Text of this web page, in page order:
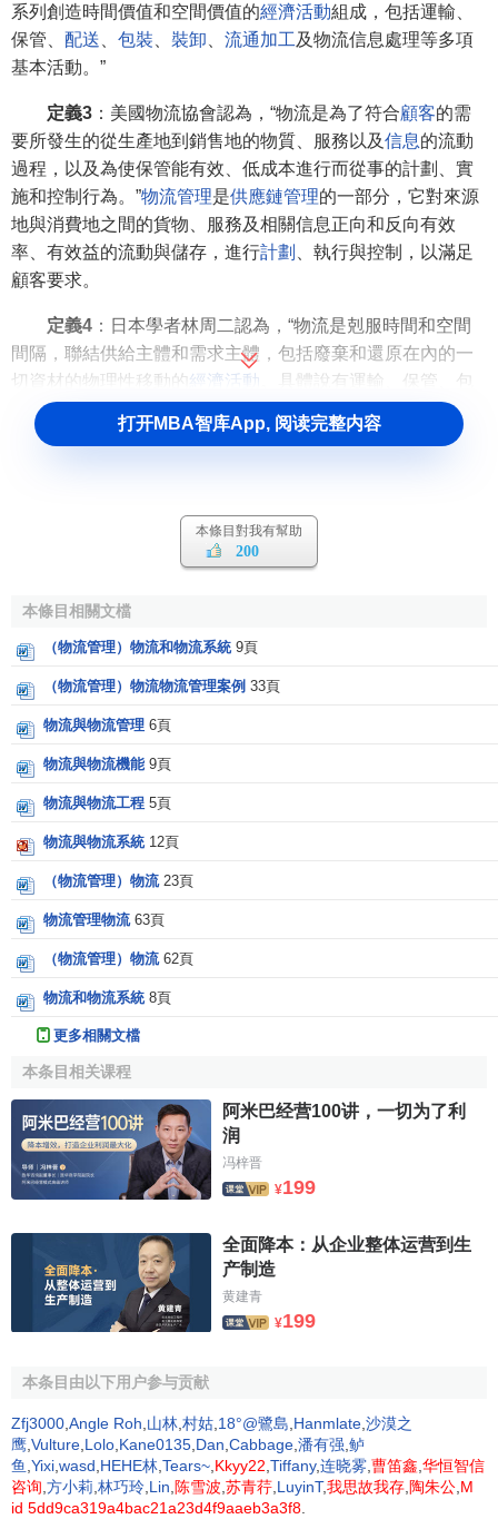
系列創造時間價值和空間價值的經濟活動組成，包括運輸、
保管、 配送 包裝 裝卸 流通加工 及物流信息處理等多項
基本活動。”
定義3 ：美國物流協會認為，“物流是為了符合顧客的需
要所發生的從生產地到銷售地的物質、服務以及信息的流動
過程，以及為使保管能有效、低成本進行而從事的計劃、實
施和控制行為。”物流管理是供應鏈管理的一部分，它對來源
地與消費地之間的貨物、服務及相關信息正向和反向有效
率、有效益的流動與儲存，進行計劃
、執行與控制，以滿足
顧客要求。
定義4 ：日本學者林周二認為，“物流是剋服時間和空間
間隔，聯結供給主體和需求主體，包括廢棄和還原在內的一
切資材的物理性移動的經濟活動
。具體說有運輸、保管、包
裝、搬運 信息活動
動和存儲計劃、實現和控制管理的過程。
通過運輸、保管、配送等方式，實現
及相關信息由商品的產地到商品的消費地所進行的計劃、實
施和管理的全過程。物流一般由對
裝、搬運裝卸、流通加工，以及相關的
成，並對各個環節進行綜合和複合化後所形成的最優系統。
的成本費用把所需的材料、貨物運到生產和流通領域中任何
一個所需要的地方，以滿足人們對貨物在空間和時間上的
求。[1]
物流的起源及發展
如果從物體的流動來理解，物流是一種古老又常見的現
象。自從人類社會有了
輸、倉儲、裝卸搬運
幾十年的歷史。因此說物流是一門新學科。
物流作為一門科學的誕生是社會生產力發展的結果。在
長期的社會發展過程中，不少學者們經過長期的理論醞釀，
逐漸認識到在生產活動中，過去被人們看成
工藝的組成領域里，詳細分析起來有一種活動是沒有直接參
与實際生產製造過程的，而是與工藝有關但卻另有特性，那
成部分，一部分是生產工藝活動，一部分是物流活動。通過
對物流這一概念的起源和發展進行探索，我們可以認識到物
流的發展歷程。
物流的概念是隨著交易對象和環境變化而發展的，因此
需要從歷史的角度來考察。物流在英語中最初為Physical
Distribution(傳統意義上的物流)。Distribution一詞最早出現在
美國。1921年阿奇.蕭在《市場流通中的若幹問題》（Some
Problem in Market Distribution）一書中提出物流是與創造需
打开MBA智库App, 阅读完整内容
本條目對我有幫助
200
本條目相關文檔
（物流管理）物流和物流系統 9頁
（物流管理）物流物流管理案例 33頁
物流與物流管理 6頁
物流與物流機能 9頁
物流與物流工程 5頁
物流與物流系統 12頁
（物流管理）物流 23頁
物流管理物流 63頁
（物流管理）物流 62頁
物流和物流系統 8頁
更多相關文檔
本条目相关课程
阿米巴经营100讲，一切为了利
润
冯梓晋
¥199
全面降本：从企业整体运营到生
产制造
黄建青
¥199
本条目由以下用户参与贡献
Zfj3000 Angle Roh 山林 村姑 18°@鷺島 Hanmlate 沙漠之
鹰 Vulture Lolo Kane0135 Dan Cabbage 潘有强 鲈
鱼 Yixi wasd HEHE林 Tears~ Kkyy22 Tiffany,连晓雾 曹笛鑫 华恒智信
咨询 方小莉 林巧玲 Lin 陈雪波 苏青荇 LuyinT,我思故我存 陶朱公 M
id 5dd9ca319a4bac21a23d4f9aaeb3a3f8